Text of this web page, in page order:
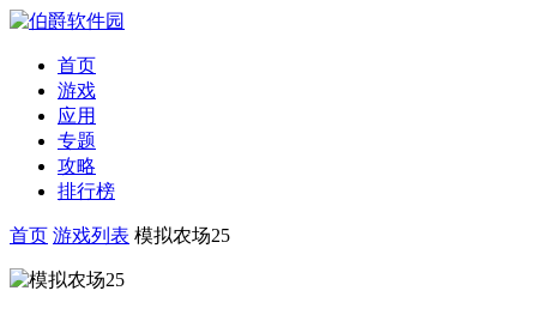
首页
游戏
应用
专题
攻略
排行榜
首页 游戏列表 模拟农场25